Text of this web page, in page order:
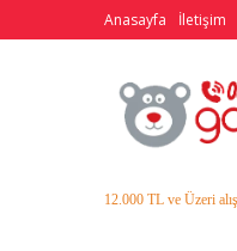
12.000 TL ve Üzeri
Anasayfa İletişim